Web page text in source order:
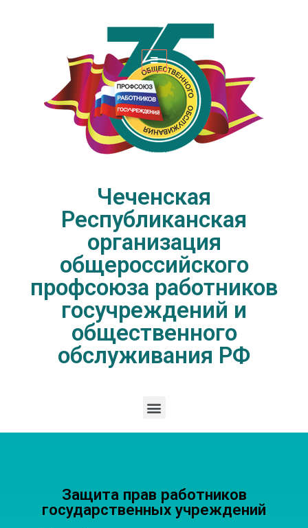
Чеченская Республиканская
организация общероссийского
профсоюза работников
госучреждений и общественного
обслуживания РФ
Чеченская
Республиканская
организация
общероссийского
профсоюза работников
госучреждений и
общественного
обслуживания РФ
Защита прав работников
государственных учреждений